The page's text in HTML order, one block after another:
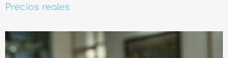
Precios reales